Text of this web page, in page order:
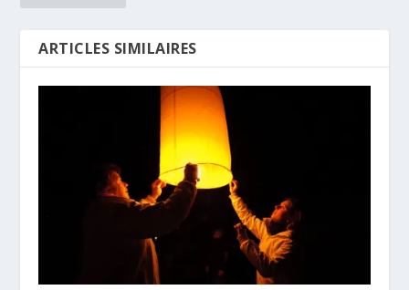
ARTICLES SIMILAIRES